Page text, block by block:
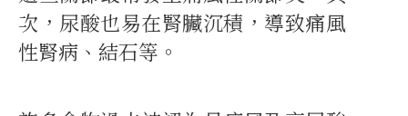
次，尿酸也易在腎臟沉積，導致痛風
性腎病、結石等。